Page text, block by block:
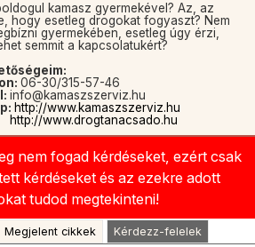
kamasz gyermekével? Az, az
hogy esetleg drogokat fogyaszt? Nem
gyermekében, esetleg úgy érzi,
semmit a kapcsolatukért?
06-30/315-57-46
info@kamaszszerviz.hu
http://www.kamaszszerviz.hu
http://www.drogtanacsado.hu
nem fogad kérdéseket, ezért csak
kérdéseket és az ezekre adott
tudod megtekinteni!
Megjelent cikkek Kérdezz-felelek